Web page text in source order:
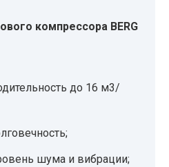
компрессора BERG
до 16 м3/
шума и вибрации;